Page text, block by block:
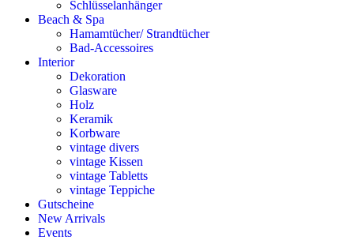
Schlüsselanhänger
Beach & Spa
Hamamtücher/ Strandtücher
Bad-Accessoires
Interior
Dekoration
Glasware
Holz
Keramik
Korbware
vintage divers
vintage Kissen
vintage Tabletts
vintage Teppiche
Gutscheine
New Arrivals
Events